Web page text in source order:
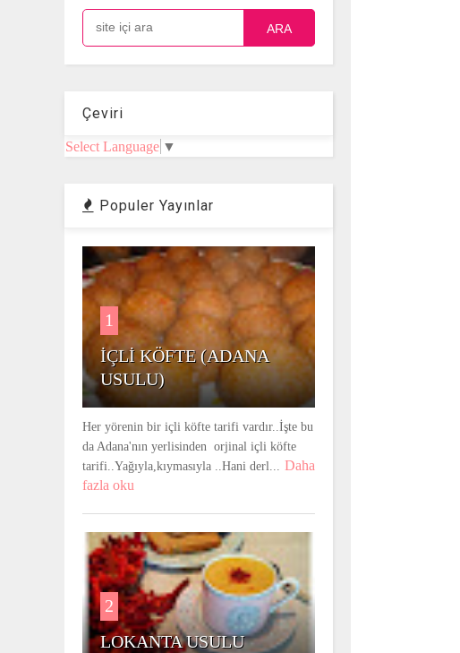
ARA
Çeviri
Select Language ▼
Populer Yayınlar
1
İÇLİ KÖFTE (ADANA
USULU)
Her yörenin bir içli köfte tarifi vardır..İşte bu
da Adana'nın yerlisinden orjinal içli köfte
tarifi..Yağıyla,kıymasıyla ..Hani derl... Daha
fazla oku
2
LOKANTA USULU